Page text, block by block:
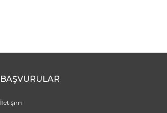
BAŞVURULAR
İletişim